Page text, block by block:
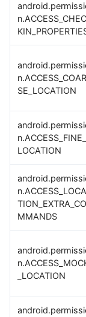
n.ACCESS_CHEC
n.ACCESS_COAR
SE_LOCATION
n.ACCESS_FINE_
LOCATION
n.ACCESS_LOCA
TION_EXTRA_CO
MMANDS
_LOCATION